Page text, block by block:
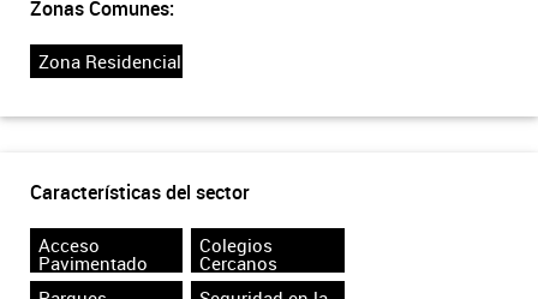
Zonas Comunes:
Zona Residencial
Características del sector
Acceso
Pavimentado
Colegios
Cercanos